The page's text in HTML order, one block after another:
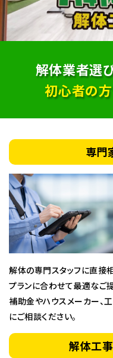
解体業者選
初心者の方
専門
解体の専門スタッフに直接
プランに合わせて最適なご
補助金やハウスメーカー、
にご相談ください。
解体工